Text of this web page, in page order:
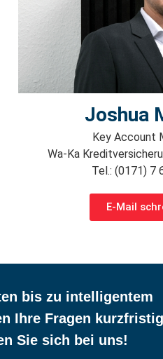
Joshua
Key Account
Wa-Ka
Tel.: (0171) 7
E-Mail
bis zu intelligentem
Ihre Fragen
Sie sich bei uns!